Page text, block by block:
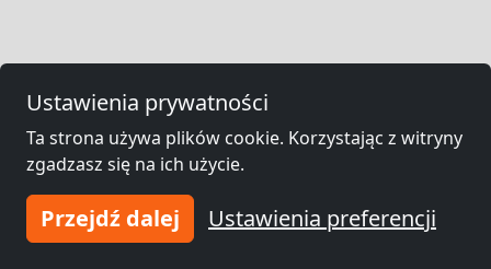
Ustawienia prywatności
Ta strona używa plików cookie. Korzystając z witryny
zgadzasz się na ich użycie.
Przejdź dalej Ustawienia preferencji